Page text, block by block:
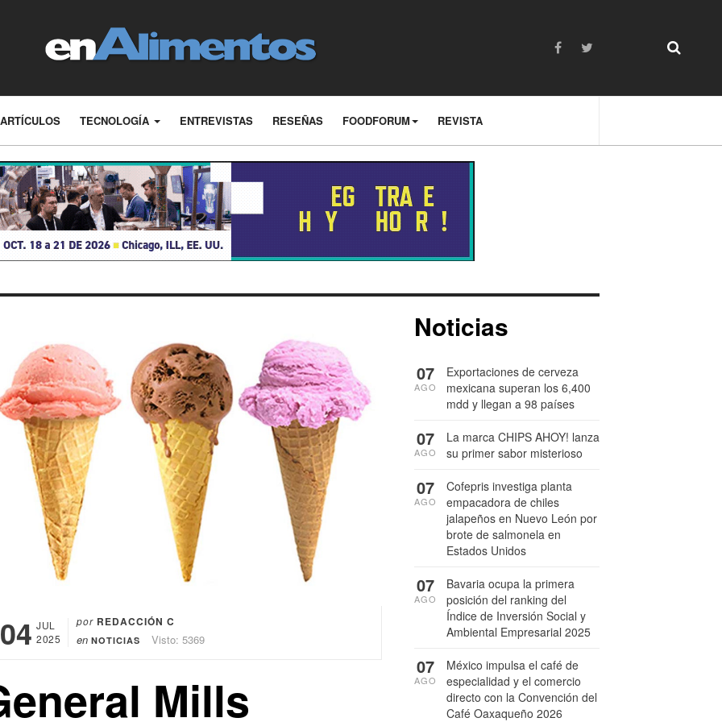
ARTÍCULOS TECNOLOGÍA ENTREVISTAS RESEÑAS FOODFORUM REVISTA
04 JUL
2025
por REDACCIÓN C
en NOTICIAS Visto: 5369
Mills
Noticias
Exportaciones de cerveza
mexicana superan los 6,400
mdd y llegan a 98 países
07
AGO
La marca CHIPS AHOY! lanza
su primer sabor misterioso
07
AGO
Cofepris investiga planta
empacadora de chiles
jalapeños en Nuevo León por
brote de salmonela en
Estados Unidos
07
AGO
Bavaria ocupa la primera
posición del ranking del
Índice de Inversión Social y
Ambiental Empresarial 2025
07
AGO
México impulsa el café de
especialidad y el comercio
directo con la Convención del
Café Oaxaqueño 2026
07
AGO